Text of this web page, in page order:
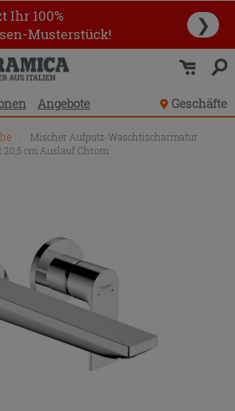
Ihr 100%
Musterstück!
❯
Angebote Geschäfte
Mischer Aufputz-Waschtischarmatur
cm Auslauf Chrom